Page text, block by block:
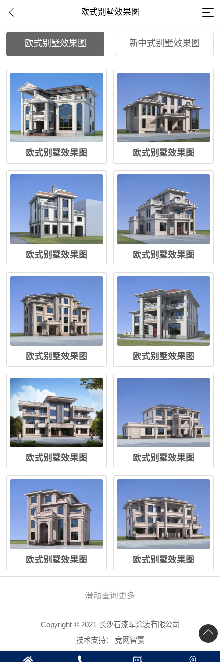
欧式别墅效果图
欧式别墅效果图 新中式别墅效果图
欧式别墅效果图 欧式别墅效果图
欧式别墅效果图 欧式别墅效果图
欧式别墅效果图 欧式别墅效果图
欧式别墅效果图 欧式别墅效果图
欧式别墅效果图 欧式别墅效果图
滑动查询更多
Copyright © 2021 长沙石漆军涂装有限公司
技术支持：
竞网智赢